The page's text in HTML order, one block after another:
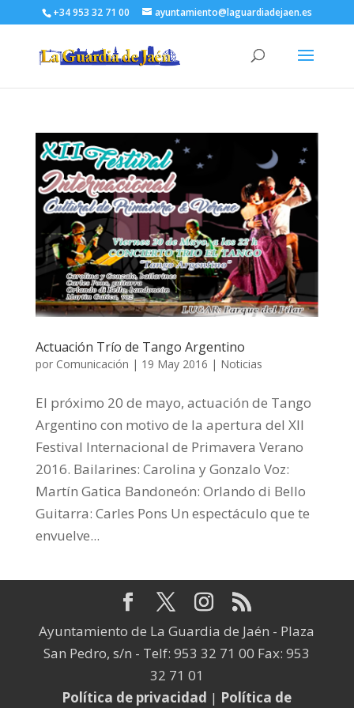
+34 953 32 71 00 ayuntamiento@laguardiadejaen.es
Actuación Trío de Tango Argentino
por Comunicación | 19 May 2016 | Noticias
El próximo 20 de mayo, actuación de Tango
Argentino con motivo de la apertura del XII
Festival Internacional de Primavera Verano
2016. Bailarines: Carolina y Gonzalo Voz:
Martín Gatica Bandoneón: Orlando di Bello
Guitarra: Carles Pons Un espectáculo que te
envuelve...
Ayuntamiento de La Guardia de Jaén - Plaza
San Pedro, s/n - Telf: 953 32 71 00 Fax: 953
32 71 01
Política de privacidad | Política de